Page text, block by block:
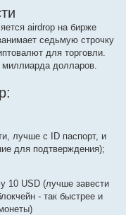
airdrop на бирже
седьмую строчку
для торговли.
долларов.
лучше с ID паспорт, и
для подтверждения);
10 USD (лучше завести
- так быстрее и